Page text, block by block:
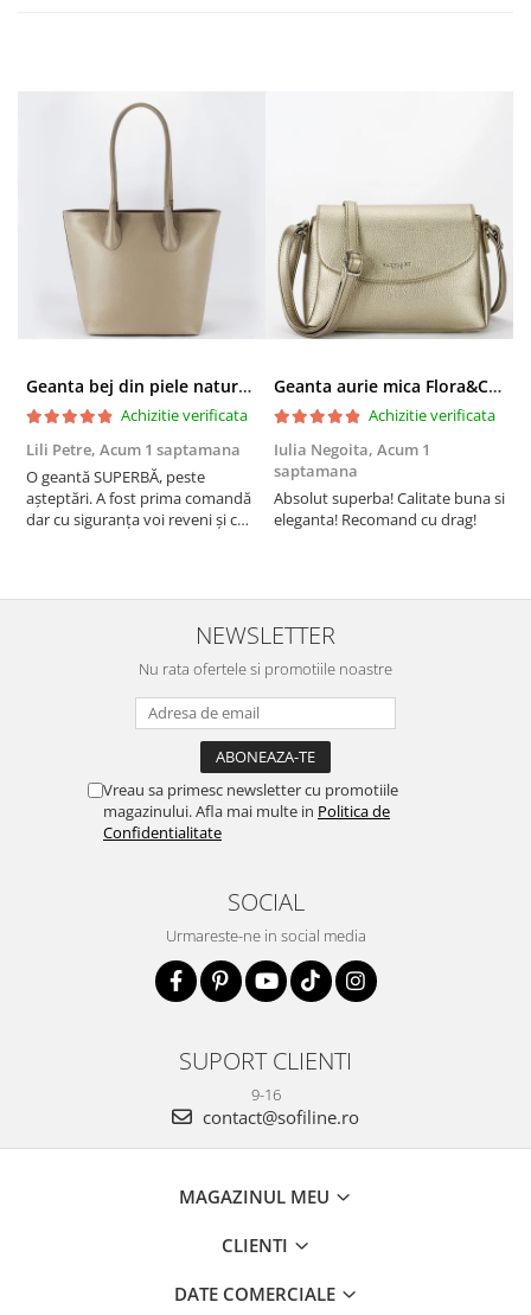
Geanta bej din piele naturala 8966 123
Achizitie verificata
Lili Petre, Acum 1 saptamana
O geantă SUPERBĂ, peste
așteptări. A fost prima comandă
dar cu siguranța voi reveni și cu
doua zi). RECOMAND SOFILINE!!!
Geanta aurie mica Flora&CO Paris H6930 16
Achizitie verificata
Iulia Negoita, Acum 1
saptamana
Absolut superba! Calitate buna si
eleganta! Recomand cu drag!
NEWSLETTER
Nu rata ofertele si promotiile noastre
Vreau sa primesc newsletter cu promotiile
magazinului. Afla mai multe in Politica de
Confidentialitate
SOCIAL
Urmareste-ne in social media
SUPORT CLIENTI
9-16
contact@sofiline.ro
MAGAZINUL MEU
CLIENTI
DATE COMERCIALE